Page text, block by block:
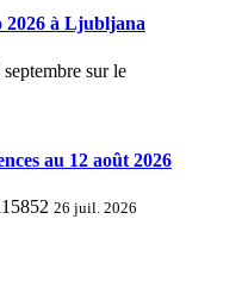
à Ljubljana
au 12 août 2026
26 juil. 2026